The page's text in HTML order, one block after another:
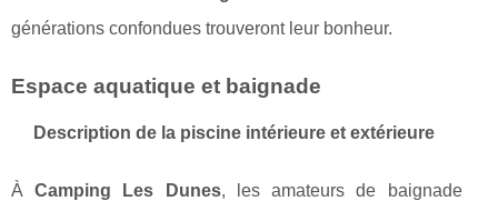
générations confondues trouveront leur bonheur.
Espace aquatique et baignade
Description de la piscine intérieure et extérieure
ÀCamping Les Dunes, les amateurs de baignade